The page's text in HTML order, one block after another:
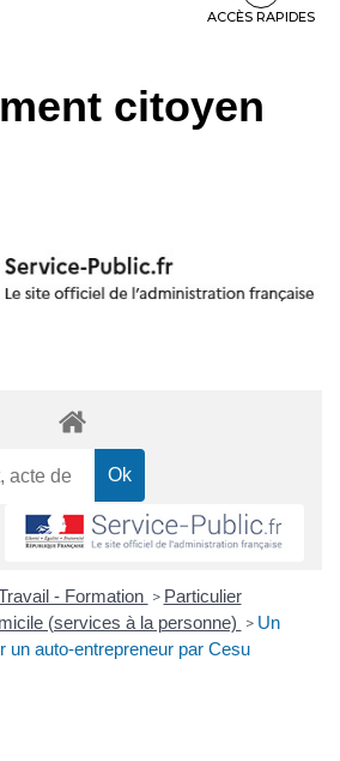
ACCÈS RAPIDES
citoyen
- Formation > Particulier
(services à la personne) > Un
un auto-entrepreneur par Cesu